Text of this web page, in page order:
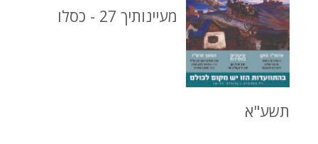
מעיינותיך 27 - כסלו
תשע"א